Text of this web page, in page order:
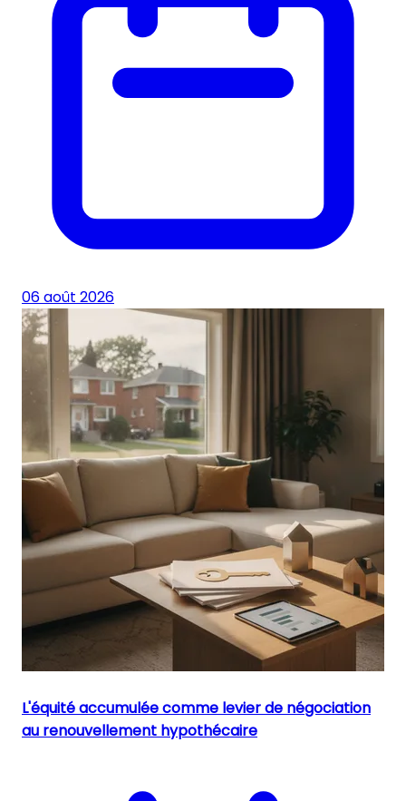
06 août 2026
L'équité accumulée comme levier de négociation
au renouvellement hypothécaire